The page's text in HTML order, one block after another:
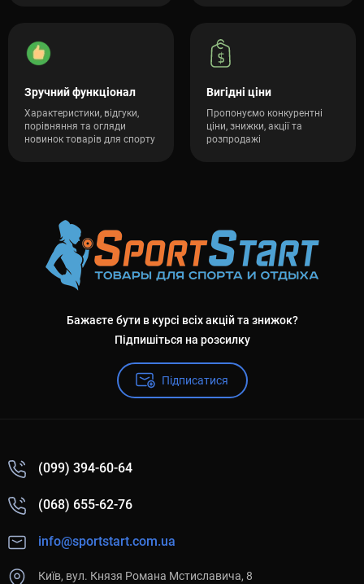
Зручний функціонал
Характеристики, відгуки,
порівняння та огляди
новинок товарів для спорту
Вигідні ціни
Пропонуємо конкурентні
ціни, знижки, акції та
розпродажі
Бажаєте бути в курсі всіх акцій та знижок?
Підпишіться на розсилку
Підписатися
(099) 394-60-64
(068) 655-62-76
info@sportstart.com.ua
Київ, вул. Князя Романа Мстиславича, 8